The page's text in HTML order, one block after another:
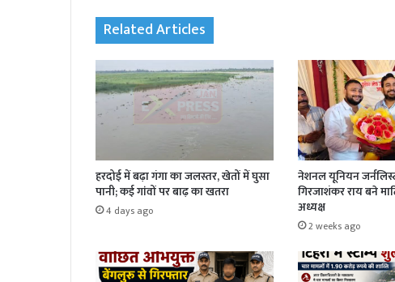
Related Articles
हरदोई में बढ़ा गंगा का जलस्तर, खेतों में घुसा
पानी; कई गांवों पर बाढ़ का खतरा
4 days ago
नेशनल यूनियन
गिरजाशंकर राय बने
अध्यक्ष
2 weeks ago